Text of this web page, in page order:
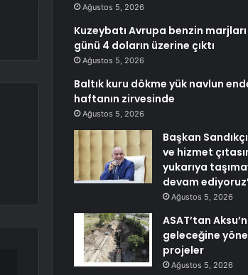
Ağustos 5, 2026
Kuzeybatı Avrupa benzin marjları
günü 4 doların üzerine çıktı
Ağustos 5, 2026
Baltık kuru dökme yük navlun
haftanın zirvesinde
Ağustos 5, 2026
Başkan
ve hizmet
yukarıya
devam
Ağustos 5, 2026
ASAT’tan
geleceğine
projeler
Ağustos 5, 2026